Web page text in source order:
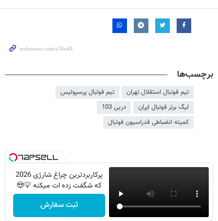
برچسب‌ها
تیم فوتبال استقلال تهران
تیم فوتبال پرسپولیس
لیگ برتر فوتبال ایران
دربی 103
کمیته انضباطی فدراسیون فوتبال
پرکاربردترین چراغ شارژی 2026
که شگفت زده ات میکنه 💡😍
ثبت سفارش